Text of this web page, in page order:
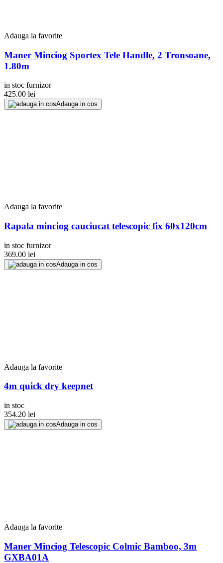
Adauga la favorite
Maner Minciog Sportex Tele Handle, 2 Tronsoane,
1.80m
in stoc furnizor
425.00 lei
Adauga in cos
Adauga la favorite
Rapala minciog cauciucat telescopic fix 60x120cm
in stoc furnizor
369.00 lei
Adauga in cos
Adauga la favorite
4m quick dry keepnet
in stoc
354.20 lei
Adauga in cos
Adauga la favorite
Maner Minciog Telescopic Colmic Bamboo, 3m
GXBA01A